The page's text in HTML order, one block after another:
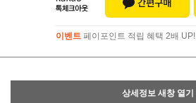
이벤트 페이포인트 적립 혜택 2배 UP!
이벤트페이포인트 적립 혜택 2배 UP!
상세정보 새창 열기